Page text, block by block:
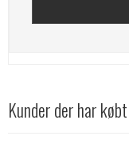
Kunder der har